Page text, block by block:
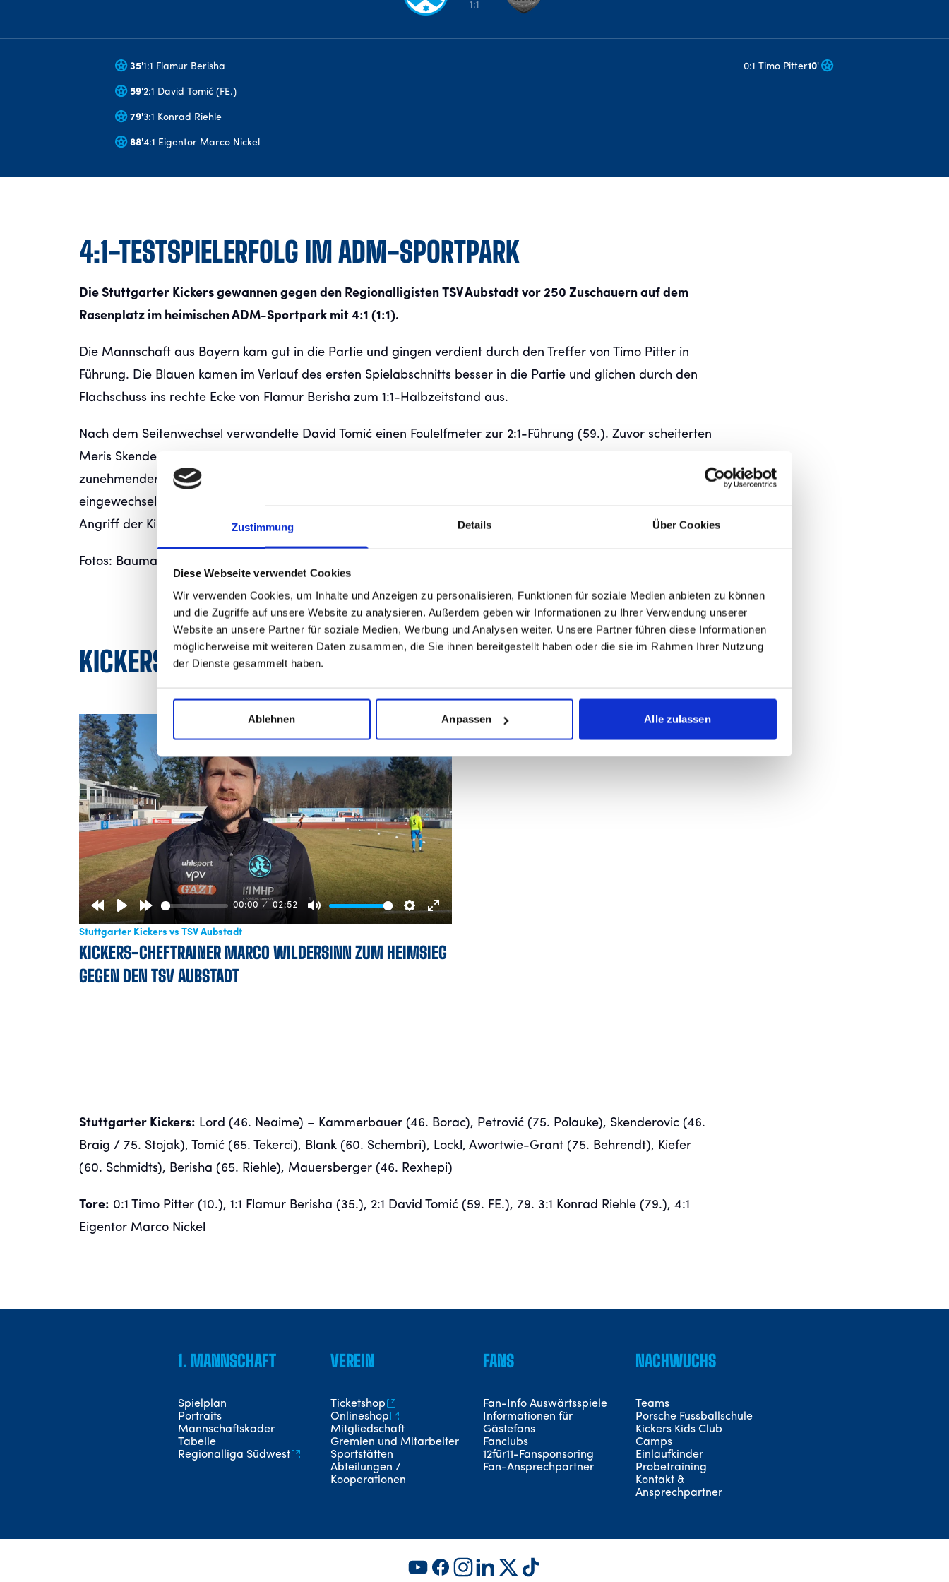
Zustimmung Details Über Cookies
Diese Webseite verwendet Cookies
Wir verwenden Cookies, um Inhalte und Anzeigen zu personalisieren, Funktionen für soziale Medien anbieten zu können
und die Zugriffe auf unsere Website zu analysieren. Außerdem geben wir Informationen zu Ihrer Verwendung unserer
Website an unsere Partner für soziale Medien, Werbung und Analysen weiter. Unsere Partner führen diese Informationen
möglicherweise mit weiteren Daten zusammen, die Sie ihnen bereitgestellt haben oder die sie im Rahmen Ihrer Nutzung
der Dienste gesammelt haben.
Ablehnen Anpassen Alle zulassen
1:1
35'1:1 Flamur Berisha
59'2:1 David Tomić (FE.)
79'3:1 Konrad Riehle
88'4:1 Eigentor Marco Nickel
0:1 Timo Pitter10'
4:1-TESTSPIELERFOLG IM ADM-SPORTPARK
Die Stuttgarter Kickers gewannen gegen den Regionalligisten TSV Aubstadt vor 250 Zuschauern auf dem
Rasenplatz im heimischen ADM-Sportpark mit 4:1 (1:1).
Die Mannschaft aus Bayern kam gut in die Partie und gingen verdient durch den Treffer von Timo Pitter in
Führung. Die Blauen kamen im Verlauf des ersten Spielabschnitts besser in die Partie und glichen durch den
Flachschuss ins rechte Ecke von Flamur Berisha zum 1:1-Halbzeitstand aus.
Nach dem Seitenwechsel verwandelte David Tomić einen Foulelfmeter zur 2:1-Führung (59.). Zuvor scheiterten
Meris Skenderovic (24.) als auch David Braig (56.) vom Punkt jeweils an den Torhütern der Unterfranken. Mit
zunehmender Spielzeit kontrollierten die Degerlocher die Partie und erhöhten folgerichtig durch den
eingewechselten Konrad Riehle auf 3:1 (79.). Kurz vor dem Spielende traf Marco Nickel nach einem schnellen
Angriff der Kickers in die eigenen Maschen zum 4:1-Endstand auf der Waldau (88.).
Fotos: Baumann
KICKERS-TV: STIMME ZUM SPIEL
Rewind
10s
Play
00:00 02:52
SettingsEnter
Stuttgarter Kickers vs TSV Aubstadt
KICKERS-CHEFTRAINER MARCO WILDERSINN ZUM HEIMSIEG
GEGEN DEN TSV AUBSTADT
Stuttgarter Kickers: Lord (46. Neaime) – Kammerbauer (46. Borac), Petrović (75. Polauke), Skenderovic (46.
Braig / 75. Stojak), Tomić (65. Tekerci), Blank (60. Schembri), Lockl, Awortwie-Grant (75. Behrendt), Kiefer
(60. Schmidts), Berisha (65. Riehle), Mauersberger (46. Rexhepi)
Tore: 0:1 Timo Pitter (10.), 1:1 Flamur Berisha (35.), 2:1 David Tomić (59. FE.), 79. 3:1 Konrad Riehle (79.), 4:1
Eigentor Marco Nickel
1. MANNSCHAFT
Spielplan
Portraits
Mannschaftskader
Tabelle
Regionalliga Südwest
VEREIN
Ticketshop
Onlineshop
Mitgliedschaft
Gremien und Mitarbeiter
Sportstätten
Abteilungen /
Kooperationen
FANS
Fan-Info Auswärtsspiele
Informationen für
Gästefans
Fanclubs
12für11-Fansponsoring
Fan-Ansprechpartner
NACHWUCHS
Teams
Porsche Fussballschule
Kickers Kids Club
Camps
Einlaufkinder
Probetraining
Kontakt &
Ansprechpartner